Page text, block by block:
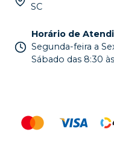
SC
Horário de
Segunda-feira a
Sábado das 8:30